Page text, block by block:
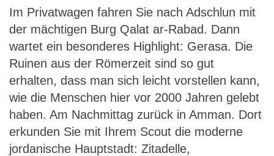
Im Privatwagen fahren Sie nach Adschlun mit
der mächtigen Burg Qalat ar-Rabad. Dann
wartet ein besonderes Highlight: Gerasa. Die
Ruinen aus der Römerzeit sind so gut
erhalten, dass man sich leicht vorstellen kann,
wie die Menschen hier vor 2000 Jahren gelebt
haben. Am Nachmittag zurück in Amman. Dort
erkunden Sie mit Ihrem Scout die moderne
jordanische Hauptstadt: Zitadelle,